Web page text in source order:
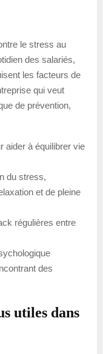
le stress au
des salariés,
les facteurs de
qui veut
de prévention,
aider à équilibrer vie
du stress,
et de pleine
régulières entre
des
utiles dans